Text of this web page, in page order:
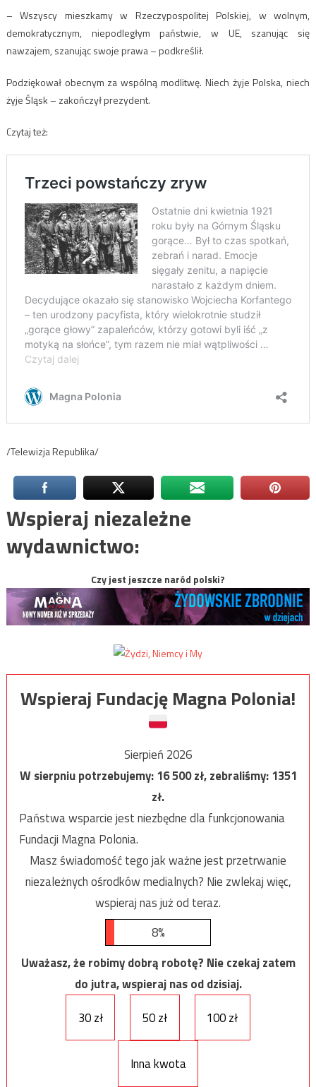
– Wszyscy mieszkamy w Rzeczypospolitej Polskiej, w wolnym,
demokratycznym, niepodległym państwie, w UE, szanując się
nawzajem, szanując swoje prawa – podkreślił.
Podziękował obecnym za wspólną modlitwę. Niech żyje Polska, niech
żyje Śląsk – zakończył prezydent.
Czytaj też:
/Telewizja Republika/
Wspieraj niezależne
wydawnictwo:
Czy jest jeszcze naród polski?
Wspieraj Fundację Magna Polonia!
Sierpień 2026
W sierpniu potrzebujemy:16 500zł, zebraliśmy:1351
zł.
Państwa wsparcie jest niezbędne dla funkcjonowania
Fundacji Magna Polonia.
Masz świadomość tego jak ważne jest przetrwanie
niezależnych ośrodków medialnych? Nie zwlekaj więc,
wspieraj nas już od teraz.
8%
Uważasz, że robimy dobrą robotę? Nie czekaj zatem
do jutra, wspieraj nas od dzisiaj.
30 zł
50 zł 100 zł
Inna kwota